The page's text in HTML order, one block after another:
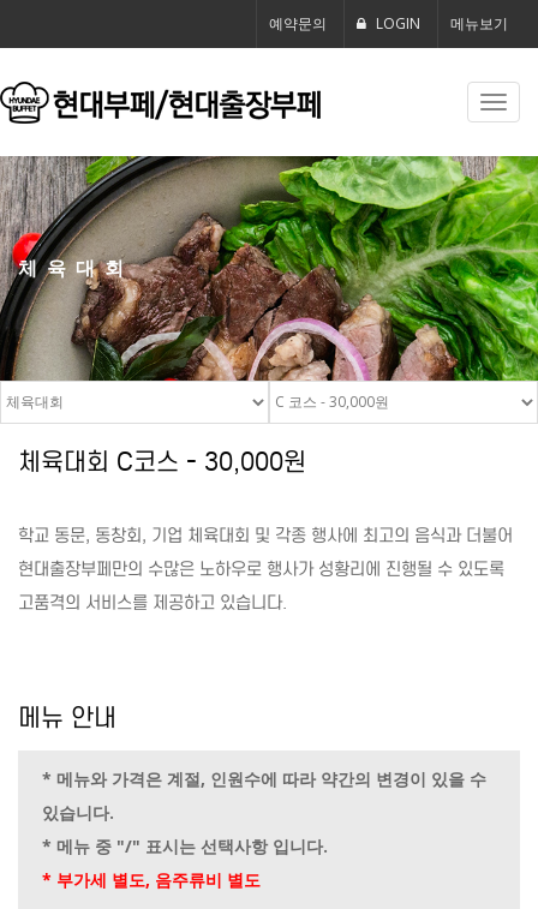
예약문의 LOGIN 메뉴보기
체육대회
체육대회 C코스 - 30,000원
학교 동문, 동창회, 기업 체육대회 및 각종 행사에 최고의 음식과 더불어
현대출장부페만의 수많은 노하우로 행사가 성황리에 진행될 수 있도록
고품격의 서비스를 제공하고 있습니다.
메뉴 안내
* 메뉴와 가격은 계절, 인원수에 따라 약간의 변경이 있을 수
있습니다.
* 메뉴 중 "/" 표시는 선택사항 입니다.
* 부가세 별도, 음주류비 별도